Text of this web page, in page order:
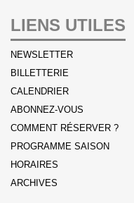
LIENS UTILES
NEWSLETTER
BILLETTERIE
CALENDRIER
ABONNEZ-VOUS
COMMENT RÉSERVER ?
PROGRAMME SAISON
HORAIRES
ARCHIVES